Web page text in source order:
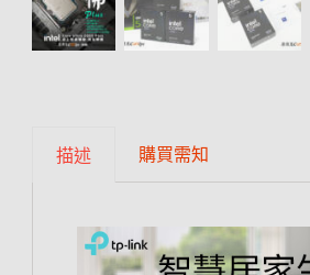
描述 購買需知